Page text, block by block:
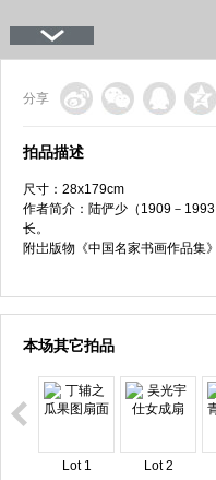
分享
拍品描述
尺寸：28x179cm
作者简介：陆俨少（1909－
长。
附岀版物《中国名家书画作品集
本场其它拍品
Lot 1 Lot 2